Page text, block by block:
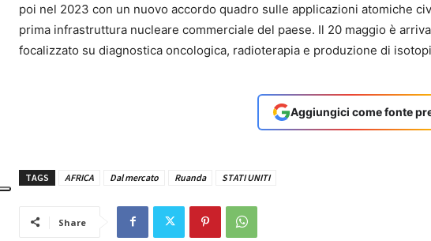
poi nel 2023 con un nuovo accordo quadro sulle applicazioni atomiche
prima infrastruttura nucleare commerciale del paese. Il 20 maggio è
focalizzato su diagnostica oncologica, radioterapia e produzione di
Aggiungici come fonte
TAGS AFRICA Dal mercato Ruanda STATI UNITI
Share